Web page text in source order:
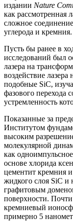
издании Nature
как рассмотренная
сложное
углерода и кремния.
Пусть бы ранее в
исследований был
лазера на
воздействие
подобные SiC,
фазового перехода
устремленность
Показанные за
Институтом
высоким
молекулярной
как
основе хлорида
цементит кремния
жидкого слоя SiC и
графитовым
поверхности.
кремниевый
примерно 5